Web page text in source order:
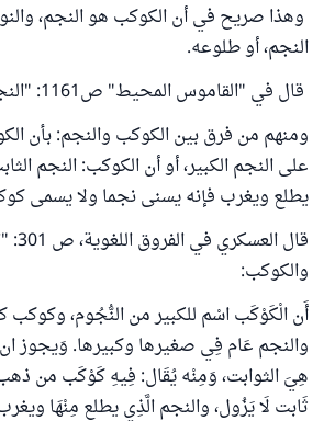
وهذا صريح في أن الكوكب هو النجم،
النجم، أو طلوعه.
قال في "القاموس المحيط" ص1161: "النجم: الكوكب".
ومنهم من فرق بين الكوكب والنجم: بأن
على النجم الكبير، أو أن الكوكب: النجم
يطلع ويغرب فإنه يسنى نجما ولا يسمى
قال
والكوكب:
أَن الْكَوْكَب اسْم للكبير من النُّجُوم،
والنجم عَام فِي صغيرها وكبيرها. وَيجوز
هِيَ الثوابت، وَمِنْه يُقَال: فِيهِ كَوْكَب من
ثَابت لَا يَزُول، والنجم الَّذِي يطلع مِنْهَا